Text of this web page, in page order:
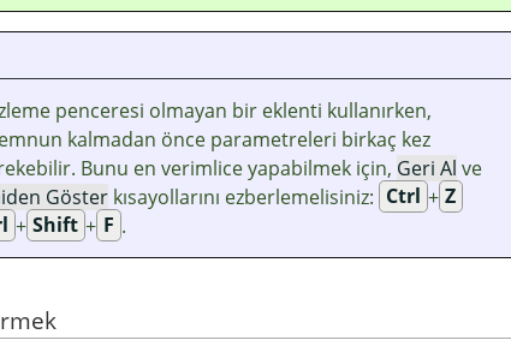
penceresi olmayan bir eklenti kullanırken,
kalmadan önce parametreleri birkaç kez
Bunu en verimlice yapabilmek için, Geri Al ve
Göster kısayollarını ezberlemelisiniz: Ctrl + Z
+ Shift + F .